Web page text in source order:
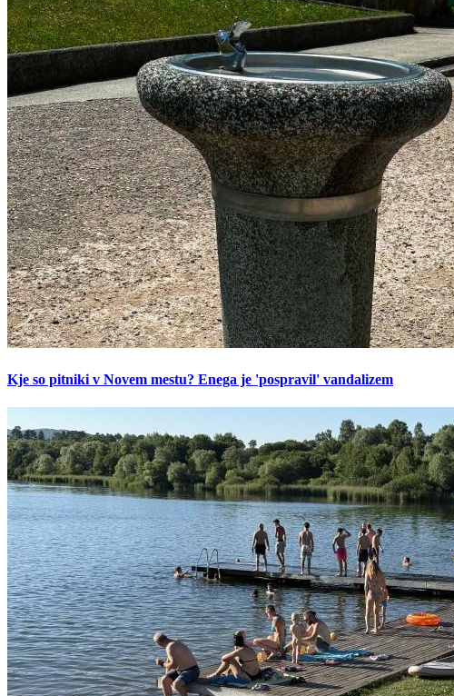
Kje so pitniki v Novem mestu? Enega je 'pospravil' vandalizem